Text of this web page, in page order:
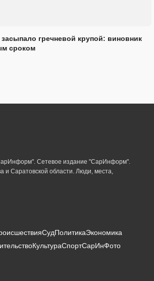
гречневой крупой: виновник
сроком
Сетевое издание "СарИнформ".
и Саратовской области. Люди, места,
СудПолитикаЭкономика
КультураСпортСарИнФото